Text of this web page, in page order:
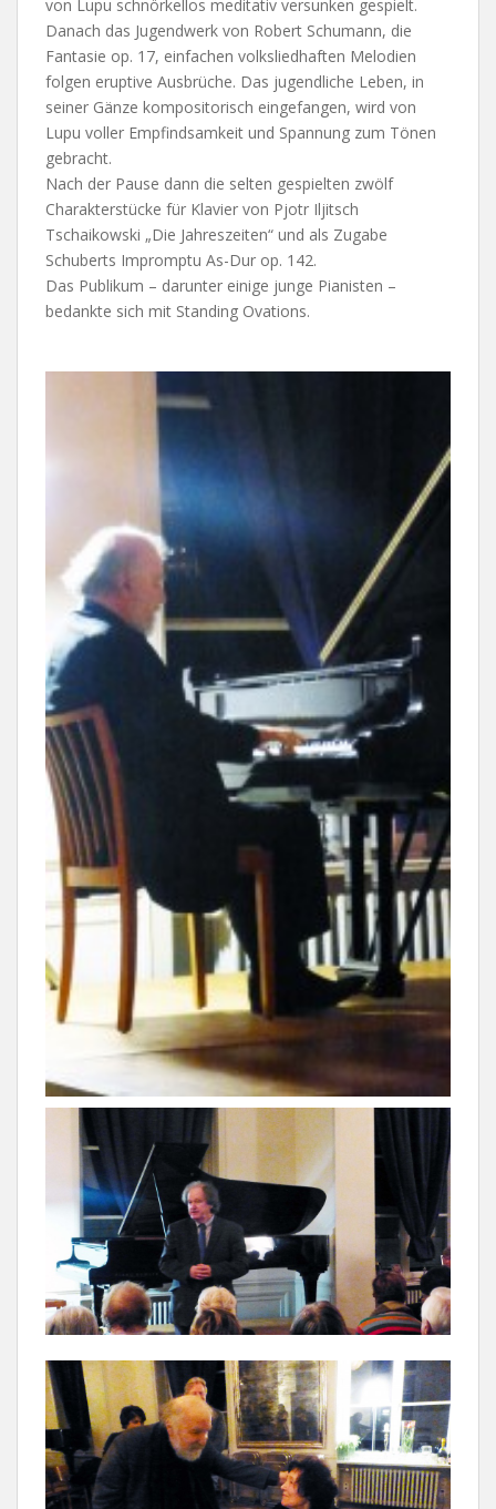
von Lupu schnörkellos meditativ versunken gespielt.
Danach das Jugendwerk von Robert Schumann, die
Fantasie op. 17, einfachen volksliedhaften Melodien
folgen eruptive Ausbrüche. Das jugendliche Leben, in
seiner Gänze kompositorisch eingefangen, wird von
Lupu voller Empfindsamkeit und Spannung zum Tönen
gebracht.
Nach der Pause dann die selten gespielten zwölf
Charakterstücke für Klavier von Pjotr Iljitsch
Tschaikowski „Die Jahreszeiten“ und als Zugabe
Schuberts Impromptu As-Dur op. 142.
Das Publikum – darunter einige junge Pianisten –
bedankte sich mit Standing Ovations.